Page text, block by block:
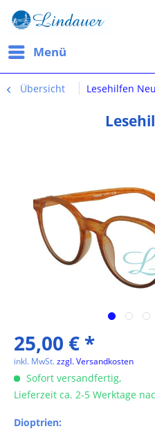
Menü
Übersicht Lesehilfen
25,00 € *
inkl. MwSt.zzgl. Versandkosten
Sofort versandfertig,
Lieferzeit ca. 2-5 Werktage
Dioptrien: